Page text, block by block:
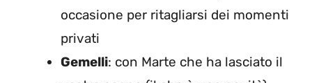
occasione per ritagliarsi dei momenti
privati
Gemelli: con Marte che ha lasciato il